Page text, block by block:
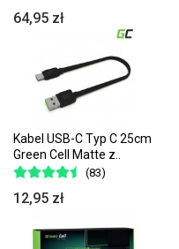
64,95 zł
Kabel USB-C Typ C 25cm
Green Cell Matte z..
(83)
12,95 zł